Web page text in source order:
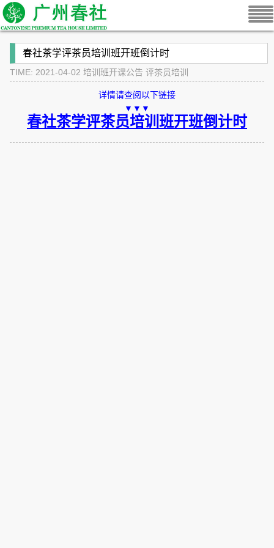
春社茶学评茶员培训班开班倒计时
TIME: 2021-04-02 培训班开课公告 评茶员培训
详情请查阅以下链接
▼▼▼
春社茶学评茶员培训班开班倒计时